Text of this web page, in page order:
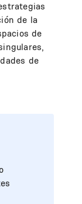
de la
de
de